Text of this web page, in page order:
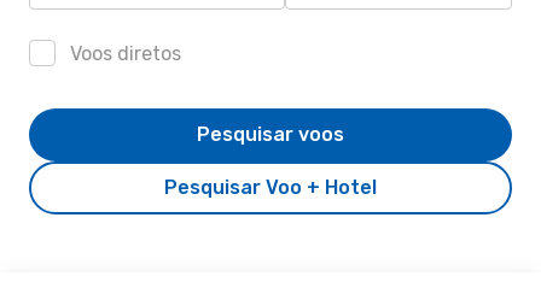
Voos diretos
Pesquisar Voo + Hotel
Pesquisar voos